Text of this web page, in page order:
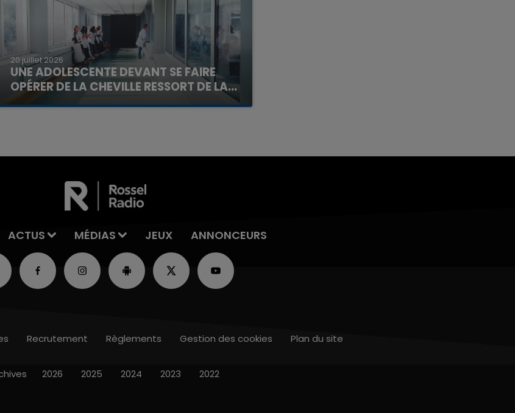
20 juillet 2026
UNE ADOLESCENTE DEVANT SE FAIRE
OPÉRER DE LA CHEVILLE RESSORT DE LA...
La famille a porté plainte contre la clinique qui a
ACTUS MÉDIAS JEUX ANNONCEURS
Recrutement Règlements Gestion des cookies Plan du site
2026 2025 2024 2023 2022